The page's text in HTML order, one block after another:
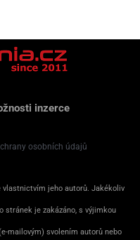
inzerce
osobních údajů
jeho autorů. Jakékoliv
stránek je zakázáno, s výjimkou
mailovým) svolením autorů nebo